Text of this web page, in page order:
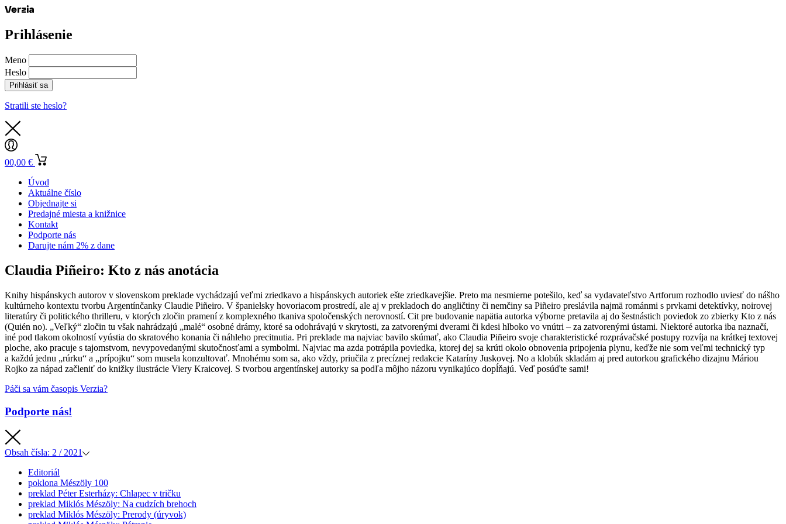
Prihlásenie
Meno
Heslo
Prihlásiť sa
Stratili ste heslo?
00,00 €
Úvod
Aktuálne číslo
Objednajte si
Predajné miesta a knižnice
Kontakt
Podporte nás
Darujte nám 2% z dane
Claudia Piñeiro: Kto z nás anotácia
Knihy hispánskych autorov v slovenskom preklade vychádzajú veľmi zriedkavo a hispánskych autoriek ešte zriedkavejšie. Preto ma nesmierne potešilo, keď sa vydavateľstvo Artforum rozhodlo uviesť do nášho
kultúrneho kontextu tvorbu Argentínčanky Claudie Piñeiro. V španielsky hovoriacom prostredí, ale aj v prekladoch do angličtiny či nemčiny sa Piñeiro preslávila najmä románmi s prvkami detektívky, noirovej
literatúry či politického thrilleru, v ktorých zločin pramení z komplexného tkaniva spoločenských nerovností. Cit pre budovanie napätia autorka výborne pretavila aj do šestnástich poviedok zo zbierky Kto z nás
(Quién no). „Veľký“ zločin tu však nahrádzajú „malé“ osobné drámy, ktoré sa odohrávajú v skrytosti, za zatvorenými dverami či kdesi hlboko vo vnútri – za zatvorenými ústami. Niektoré autorka iba naznačí,
iné pod tlakom okolností vyústia do skratového konania či náhleho precitnutia. Pri preklade ma najviac bavilo skúmať, ako Claudia Piñeiro svoje charakteristické rozprávačské postupy rozvíja na krátkej textovej
ploche, ako pracuje s tajomstvom, nevypovedanými skutočnosťami a symbolmi. Najviac ma azda potrápila poviedka, ktorej dej sa krúti okolo obnovenia pripojenia plynu, keďže nie som veľmi technický typ
a každú jednu „rúrku“ a „prípojku“ som musela konzultovať. Mnohému som sa, ako vždy, priučila z precíznej redakcie Kataríny Juskovej. No a klobúk skladám aj pred autorkou grafického dizajnu Máriou
Rojko za nápad začleniť do knižky ilustrácie Viery Kraicovej. S tvorbou argentínskej autorky sa podľa môjho názoru vynikajúco dopĺňajú. Veď posúďte sami!
Páči sa vám časopis Verzia?
Podporte nás!
Obsah čísla: 2 / 2021
Editoriál
poklona Mészöly 100
preklad Péter Esterházy: Chlapec v tričku
preklad Miklós Mészöly: Na cudzích brehoch
preklad Miklós Mészöly: Prerody (úryvok)